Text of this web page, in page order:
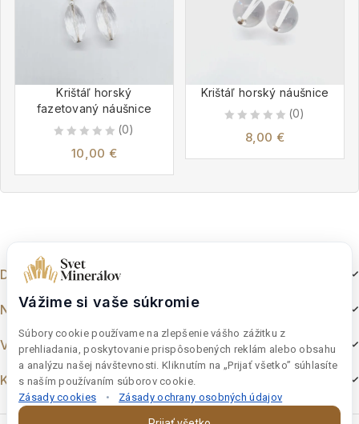
Krištáľ horský
fazetovaný náušnice
(0)
10,00 €
Krištáľ horský náušnice
(0)
8,00 €
Dokumenty
Nakupovanie
Výber z e-shopu
Kontakt
Vážime si vaše súkromie
Súbory cookie používame na zlepšenie vášho zážitku z
prehliadania, poskytovanie prispôsobených reklám alebo obsahu
a analýzu našej návštevnosti. Kliknutím na „Prijať všetko” súhlasíte
s naším používaním súborov cookie.
Zásady cookies
• Zásady ochrany osobných údajov